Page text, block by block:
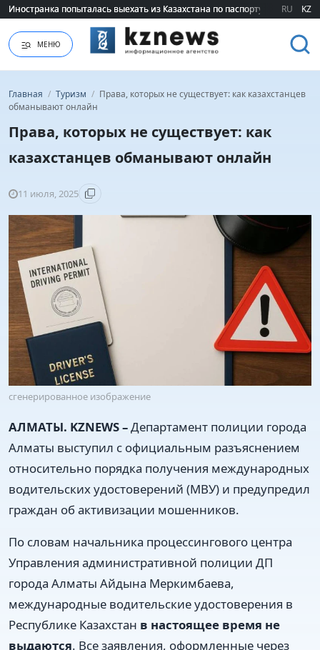
Иностранка попыталась выехать из Казахстана по паспорту сестры
Иностранка попыталась выехать из Казахстана по паспорту сестры
RU KZ
МЕНЮ
Главная / Туризм / Права, которых не существует: как казахстанцев
обманывают онлайн
Права, которых не существует: как
казахстанцев обманывают онлайн
11 июля, 2025
сгенерированное изображение
АЛМАТЫ. KZNEWS –Департамент полиции города
Алматы выступил с официальным разъяснением
относительно порядка получения международных
водительских удостоверений (МВУ) и предупредил
граждан об активизации мошенников.
По словам начальника процессингового центра
Управления административной полиции ДП
города Алматы Айдына Меркимбаева,
международные водительские удостоверения в
Республике Казахстан в настоящее время не
выдаются. Все заявления, оформленные через